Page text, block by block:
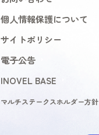
個人情報保護について
サイトポリシー
電子公告
INOVEL BASE
マルチステークスホルダー方針